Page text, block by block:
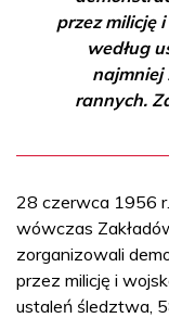
przez milicję
według
najmniej
rannych.
28 czerwca 1956
wówczas
zorganizowali
przez milicję i
ustaleń śledztwa,